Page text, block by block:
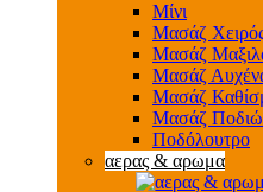
Μίνι
Μασάζ
Μασάζ
Μασάζ
Μασάζ
Μασάζ
Ποδόλουτρο
αερας & αρωμα